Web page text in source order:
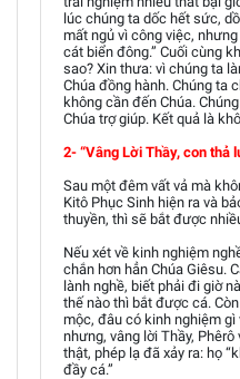
lúc chúng ta dốc hết sức,
mất ngủ vì công việc,
cát biển đông.” Cuối cùng
sao? Xin thưa: vì chúng ta
Chúa đồng hành. Chúng ta
không cần đến Chúa.
Chúa trợ giúp. Kết quả là
2- “Vâng Lời Thầy, con thả
Sau một đêm vất vả mà
Kitô Phục Sinh hiện ra và
thuyền, thì sẽ bắt được
Nếu xét về kinh nghiệm
chắn hơn hẳn Chúa Giêsu.
lành nghề, biết phải đi giờ
thế nào thì bắt được cá.
mộc, đâu có kinh nghiệm
nhưng, vâng lời Thầy,
thật, phép lạ đã xảy ra: họ
đầy cá.”